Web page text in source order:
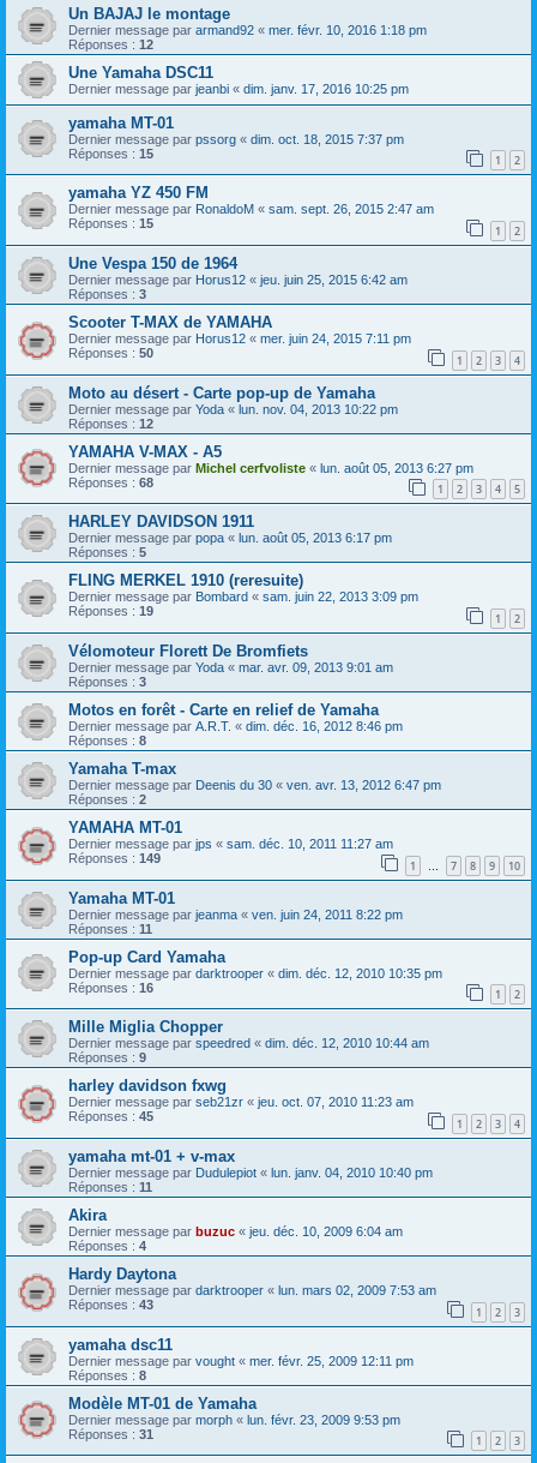
Un BAJAJ le montage
Dernier message par armand92 « mer. févr. 10, 2016 1:18 pm
Réponses : 12
Une Yamaha DSC11
Dernier message par jeanbi « dim. janv. 17, 2016 10:25 pm
yamaha MT-01
Dernier message par pssorg « dim. oct. 18, 2015 7:37 pm
Réponses : 15 1 2
yamaha YZ 450 FM
Dernier message par RonaldoM « sam. sept. 26, 2015 2:47 am
Réponses : 15 1 2
Une Vespa 150 de 1964
Dernier message par Horus12 « jeu. juin 25, 2015 6:42 am
Réponses : 3
Scooter T-MAX de YAMAHA
Dernier message par Horus12 « mer. juin 24, 2015 7:11 pm
Réponses : 50 1 2 3 4
Moto au désert - Carte pop-up de Yamaha
Dernier message par Yoda « lun. nov. 04, 2013 10:22 pm
Réponses : 12
YAMAHA V-MAX - A5
Dernier message par Michel cerfvoliste « lun. août 05, 2013 6:27 pm
Réponses : 68 1 2 3 4 5
HARLEY DAVIDSON 1911
Dernier message par popa « lun. août 05, 2013 6:17 pm
Réponses : 5
FLING MERKEL 1910 (reresuite)
Dernier message par Bombard « sam. juin 22, 2013 3:09 pm
Réponses : 19 1 2
Vélomoteur Florett De Bromfiets
Dernier message par Yoda « mar. avr. 09, 2013 9:01 am
Réponses : 3
Motos en forêt - Carte en relief de Yamaha
Dernier message par A.R.T. « dim. déc. 16, 2012 8:46 pm
Réponses : 8
Yamaha T-max
Dernier message par Deenis du 30 « ven. avr. 13, 2012 6:47 pm
Réponses : 2
YAMAHA MT-01
Dernier message par jps « sam. déc. 10, 2011 11:27 am
Réponses : 149 1 … 7 8 9 10
Yamaha MT-01
Dernier message par jeanma « ven. juin 24, 2011 8:22 pm
Réponses : 11
Pop-up Card Yamaha
Dernier message par darktrooper « dim. déc. 12, 2010 10:35 pm
Réponses : 16 1 2
Mille Miglia Chopper
Dernier message par speedred « dim. déc. 12, 2010 10:44 am
Réponses : 9
harley davidson fxwg
Dernier message par seb21zr « jeu. oct. 07, 2010 11:23 am
Réponses : 45 1 2 3 4
yamaha mt-01 + v-max
Dernier message par Dudulepiot « lun. janv. 04, 2010 10:40 pm
Réponses : 11
Akira
Dernier message par buzuc « jeu. déc. 10, 2009 6:04 am
Réponses : 4
Hardy Daytona
Dernier message par darktrooper « lun. mars 02, 2009 7:53 am
Réponses : 43 1 2 3
yamaha dsc11
Dernier message par vought « mer. févr. 25, 2009 12:11 pm
Réponses : 8
Modèle MT-01 de Yamaha
Dernier message par morph « lun. févr. 23, 2009 9:53 pm
Réponses : 31 1 2 3